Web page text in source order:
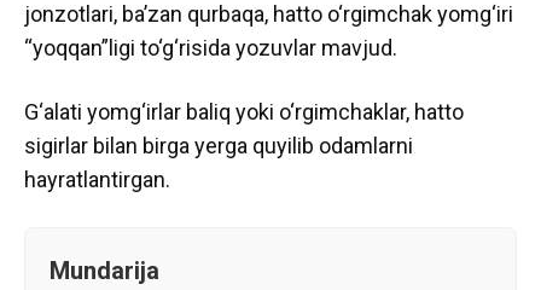
jonzotlari, ba’zan qurbaqa, hatto o‘rgimchak yomg‘iri
“yoqqan”ligi to‘g‘risida yozuvlar mavjud.
G‘alati yomg‘irlar baliq yoki o‘rgimchaklar, hatto
sigirlar bilan birga yerga quyilib odamlarni
hayratlantirgan.
Mundarija